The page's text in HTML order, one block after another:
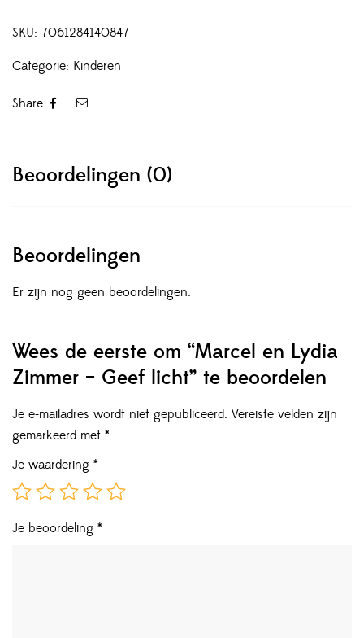
SKU: 7061284140847
Categorie: Kinderen
Share:
Beoordelingen (0)
Beoordelingen
Er zijn nog geen beoordelingen.
Wees de eerste om “Marcel en Lydia
Zimmer – Geef licht” te beoordelen
Je e-mailadres wordt niet gepubliceerd. Vereiste velden zijn
gemarkeerd met *
Je waardering *
Je beoordeling *